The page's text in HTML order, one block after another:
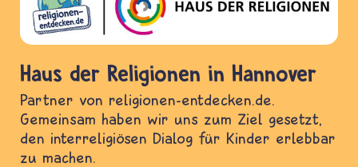
Haus der Religionen in Hannover
Partner von religionen-entdecken.de.
Gemeinsam haben wir uns zum Ziel gesetzt,
den interreligiösen Dialog für Kinder erlebbar
zu machen.